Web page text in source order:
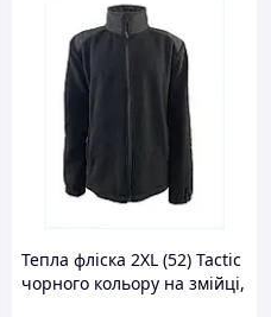
Тепла фліска 2XL (52) Tactic
чорного кольору на змійці,